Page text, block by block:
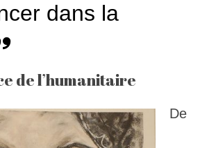
dans la
de l’humanitaire
De